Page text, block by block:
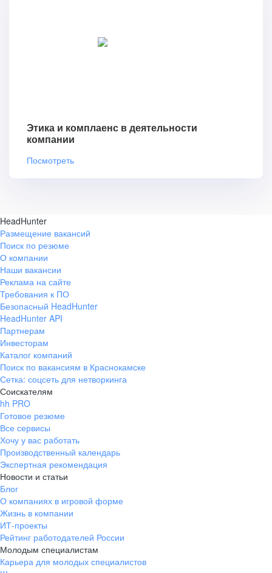
Этика и комплаенс в деятельности
компании
Посмотреть
HeadHunter
Размещение вакансий
Поиск по резюме
О компании
Наши вакансии
Реклама на сайте
Требования к ПО
Безопасный HeadHunter
HeadHunter API
Партнерам
Инвесторам
Каталог компаний
Поиск по вакансиям в Краснокамске
Сетка: соцсеть для нетворкинга
Соискателям
hh PRO
Готовое резюме
Все сервисы
Хочу у вас работать
Производственный календарь
Экспертная рекомендация
Новости и статьи
Блог
О компаниях в игровой форме
Жизнь в компании
ИТ-проекты
Рейтинг работодателей России
Молодым специалистам
Карьера для молодых специалистов